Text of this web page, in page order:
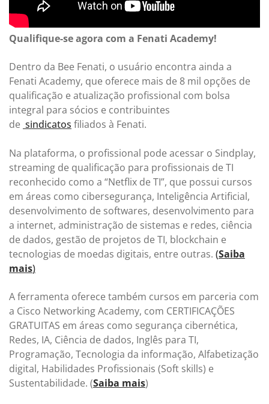
Qualifique-se agora com a Fenati Academy!
Dentro da Bee Fenati, o usuário encontra ainda a
Fenati Academy, que oferece mais de 8 mil opções de
qualificação e atualização profissional com bolsa
integral para sócios e contribuintes
de sindicatos filiados à Fenati.
Na plataforma, o profissional pode acessar o Sindplay,
streaming de qualificação para profissionais de TI
reconhecido como a “Netflix de TI”, que possui cursos
em áreas como cibersegurança, Inteligência Artificial,
desenvolvimento de softwares, desenvolvimento para
a internet, administração de sistemas e redes, ciência
de dados, gestão de projetos de TI, blockchain e
tecnologias de moedas digitais, entre outras. (Saiba
mais)
A ferramenta oferece também cursos em parceria com
a Cisco Networking Academy, com CERTIFICAÇÕES
GRATUITAS em áreas como segurança cibernética,
Redes, IA, Ciência de dados, Inglês para TI,
Programação, Tecnologia da informação, Alfabetização
digital, Habilidades Profissionais (Soft skills) e
Sustentabilidade. (Saiba mais)